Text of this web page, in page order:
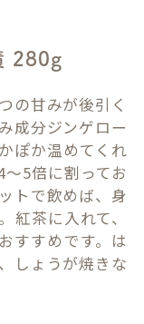
280g
の甘みが後引く
成分ジンゲロー
ぽか温めてくれ
5倍に割ってお
トで飲めば、身
紅茶に入れて、
すすめです。は
しょうが焼きな